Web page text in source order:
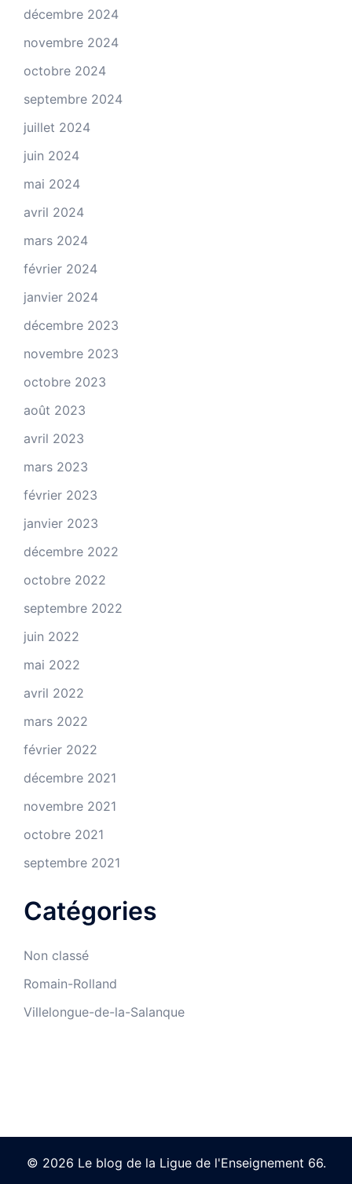
décembre 2024
novembre 2024
octobre 2024
septembre 2024
juillet 2024
juin 2024
mai 2024
avril 2024
mars 2024
février 2024
janvier 2024
décembre 2023
novembre 2023
octobre 2023
août 2023
avril 2023
mars 2023
février 2023
janvier 2023
décembre 2022
octobre 2022
septembre 2022
juin 2022
mai 2022
avril 2022
mars 2022
février 2022
décembre 2021
novembre 2021
octobre 2021
septembre 2021
Catégories
Non classé
Romain-Rolland
Villelongue-de-la-Salanque
© 2026 Le blog de la Ligue de l'Enseignement 66.